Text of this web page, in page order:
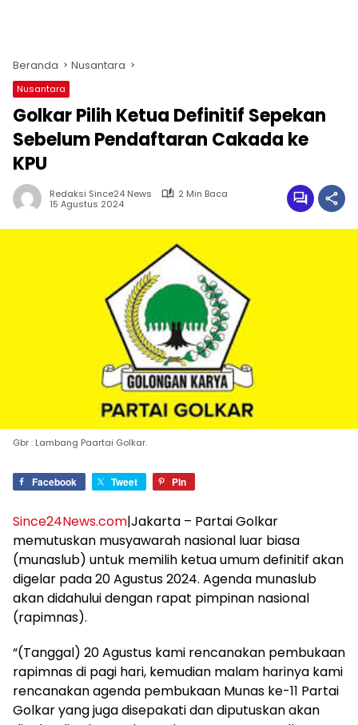
Beranda Nusantara
Nusantara
Golkar Pilih Ketua Definitif Sepekan
Sebelum Pendaftaran Cakada ke
KPU
Redaksi Since24 News
2 Min Baca
15 Agustus 2024
Gbr : Lambang Paartai Golkar.
Facebook Tweet Pin
Since24News.com|Jakarta – Partai Golkar
memutuskan musyawarah nasional luar biasa
(munaslub) untuk memilih ketua umum definitif akan
digelar pada 20 Agustus 2024. Agenda munaslub
akan didahului dengan rapat pimpinan nasional
(rapimnas).
“(Tanggal) 20 Agustus kami rencanakan pembukaan
rapimnas di pagi hari, kemudian malam harinya kami
rencanakan agenda pembukaan Munas ke-11 Partai
Golkar yang juga disepakati dan diputuskan akan